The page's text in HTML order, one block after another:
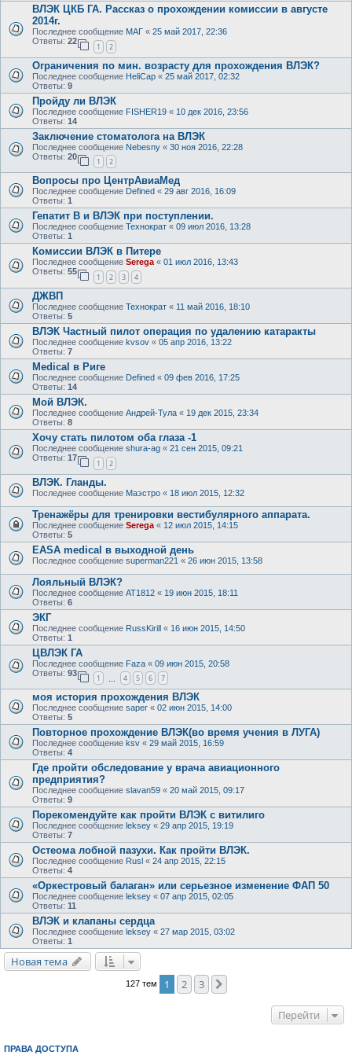
ВЛЭК ЦКБ ГА. Рассказ о прохождении комиссии в августе
2014г.
Последнее сообщение МАГ « 25 май 2017, 22:36
Ответы: 22
1 2
Ограничения по мин. возрасту для прохождения ВЛЭК?
Последнее сообщение HeliCap « 25 май 2017, 02:32
Ответы: 9
Пройду ли ВЛЭК
Последнее сообщение FISHER19 « 10 дек 2016, 23:56
Ответы: 14
Заключение стоматолога на ВЛЭК
Последнее сообщение Nebesny « 30 ноя 2016, 22:28
Ответы: 20
1 2
Вопросы про ЦентрАвиаМед
Последнее сообщение Defined « 29 авг 2016, 16:09
Ответы: 1
Гепатит B и ВЛЭК при поступлении.
Последнее сообщение Технократ « 09 июл 2016, 13:28
Ответы: 1
Комиссии ВЛЭК в Питере
Последнее сообщение Serega« 01 июл 2016, 13:43
Ответы: 55
1 2 3 4
ДЖВП
Последнее сообщение Технократ « 11 май 2016, 18:10
Ответы: 5
ВЛЭК Частный пилот операция по удалению катаракты
Последнее сообщение kvsov « 05 апр 2016, 13:22
Ответы: 7
Medical в Риге
Последнее сообщение Defined « 09 фев 2016, 17:25
Ответы: 14
Мой ВЛЭК.
Последнее сообщение Андрей-Тула « 19 дек 2015, 23:34
Ответы: 8
Хочу стать пилотом оба глаза -1
Последнее сообщение shura-ag « 21 сен 2015, 09:21
Ответы: 17
1 2
ВЛЭК. Гланды.
Последнее сообщение Маэстро « 18 июл 2015, 12:32
Тренажёры для тренировки вестибулярного аппарата.
Последнее сообщение Serega « 12 июл 2015, 14:15
Ответы: 5
EASA medical в выходной день
Последнее сообщение superman221 « 26 июн 2015, 13:58
Лояльный ВЛЭК?
Последнее сообщение AT1812 « 19 июн 2015, 18:11
Ответы: 6
ЭКГ
Последнее сообщение RussKirill « 16 июн 2015, 14:50
Ответы: 1
ЦВЛЭК ГА
Последнее сообщение Faza « 09 июн 2015, 20:58
Ответы: 93
1 4 5 6 7
моя история прохождения ВЛЭК
Последнее сообщение saper « 02 июн 2015, 14:00
Ответы: 5
Повторное прохождение ВЛЭК(во время учения в ЛУГА)
Последнее сообщение ksv « 29 май 2015, 16:59
Ответы: 4
Где пройти обследование у врача авиационного
предприятия?
Последнее сообщение slavan59 « 20 май 2015, 09:17
Ответы: 9
Порекомендуйте как пройти ВЛЭК с витилиго
Последнее сообщение leksey « 29 апр 2015, 19:19
Ответы: 7
Остеома лобной пазухи. Как пройти ВЛЭК.
Последнее сообщение Rusl « 24 апр 2015, 22:15
Ответы: 4
«Оркестровый балаган» или серьезное изменение ФАП 50
Последнее сообщение leksey « 07 апр 2015, 02:05
Ответы: 11
ВЛЭК и клапаны сердца
Последнее сообщение leksey « 27 мар 2015, 03:02
Ответы: 1
Новая тема
127 тем 1 2 3
Перейти
ПРАВА ДОСТУПА